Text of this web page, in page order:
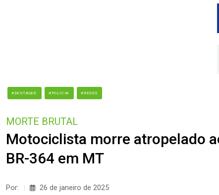
#DESTAQUE #POLÍCIA #REDES
MORTE BRUTAL
Motociclista morre atropelado
BR-364 em MT
Por: 26 de janeiro de 2025